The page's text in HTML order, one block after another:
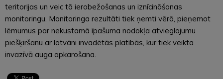
teritorijas un veic tā ierobežošanas un iznīcināšanas
monitoringu. Monitoringa rezultāti tiek ņemti vērā, pieņemot
lēmumus par nekustamā īpašuma nodokļa atvieglojumu
piešķiršanu ar latvāni invadētās platībās, kur tiek veikta
invazīvā auga apkarošana.